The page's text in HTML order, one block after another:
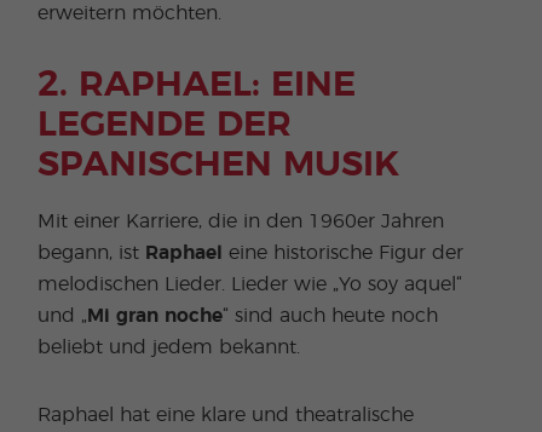
erweitern möchten.
2. RAPHAEL: EINE
LEGENDE DER
SPANISCHEN MUSIK
Mit einer Karriere, die in den 1960er Jahren
begann, ist Raphael
eine historische Figur der
melodischen Lieder. Lieder wie „Yo soy aquel“
und „ Mi gran noche“ sind auch heute noch
beliebt und jedem bekannt.
Raphael hat eine klare und theatralische